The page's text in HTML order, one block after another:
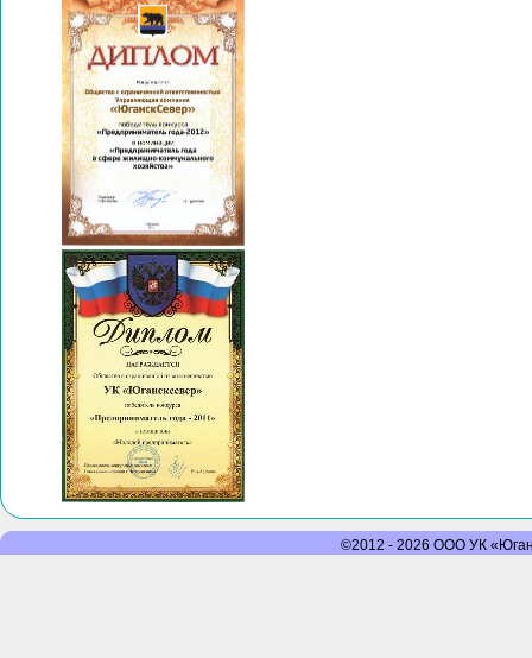
©2012 - 2026 ООО УК